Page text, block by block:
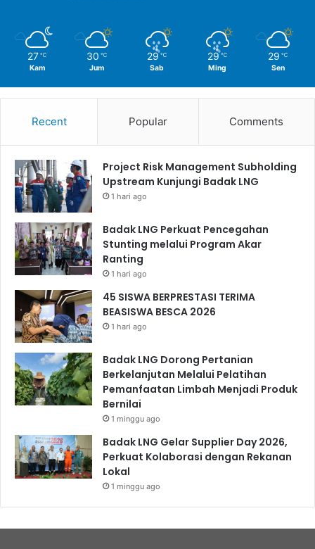
27 ℃
Kam
30 ℃
Jum
29 ℃
Sab
29 ℃
Ming
29 ℃
Sen
Recent Popular Comments
Project Risk Management Subholding
Upstream Kunjungi Badak LNG
1 hari ago
Badak LNG Perkuat Pencegahan
Stunting melalui Program Akar
Ranting
1 hari ago
45 SISWA BERPRESTASI TERIMA
BEASISWA BESCA 2026
1 hari ago
Badak LNG Dorong Pertanian
Berkelanjutan Melalui Pelatihan
Pemanfaatan Limbah Menjadi Produk
Bernilai
1 minggu ago
Badak LNG Gelar Supplier Day 2026,
Perkuat Kolaborasi dengan Rekanan
Lokal
1 minggu ago